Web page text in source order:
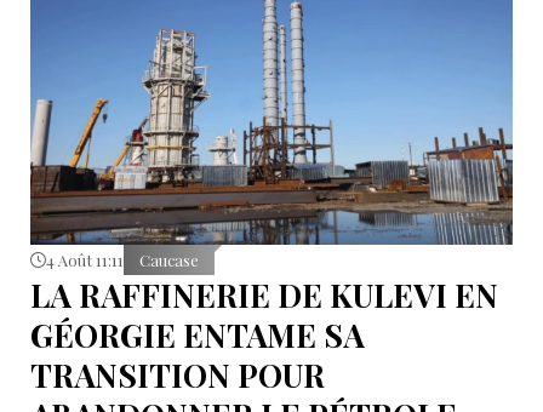
4 Août 11:11 Caucase
LA RAFFINERIE DE KULEVI EN
GÉORGIE ENTAME SA
TRANSITION POUR